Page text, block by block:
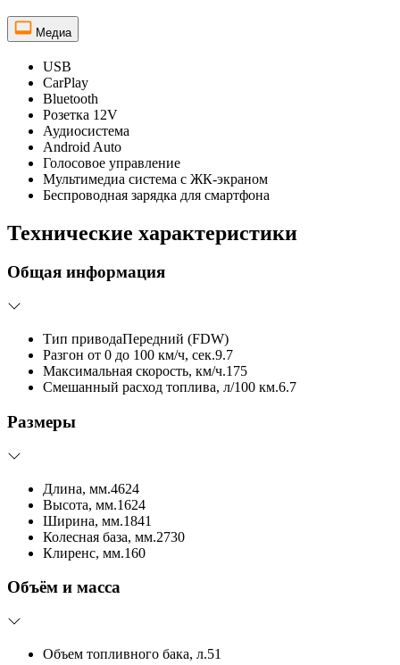
Медиа
USB
CarPlay
Bluetooth
Розетка 12V
Аудиосистема
Android Auto
Голосовое управление
Мультимедиа система с ЖК-экраном
Беспроводная зарядка для смартфона
Технические характеристики
Общая информация
Тип приводаПередний (FDW)
Разгон от 0 до 100 км/ч, сек.9.7
Максимальная скорость, км/ч.175
Смешанный расход топлива, л/100 км.6.7
Размеры
Длина, мм.4624
Высота, мм.1624
Ширина, мм.1841
Колесная база, мм.2730
Клиренс, мм.160
Объём и масса
Объем топливного бака, л.51